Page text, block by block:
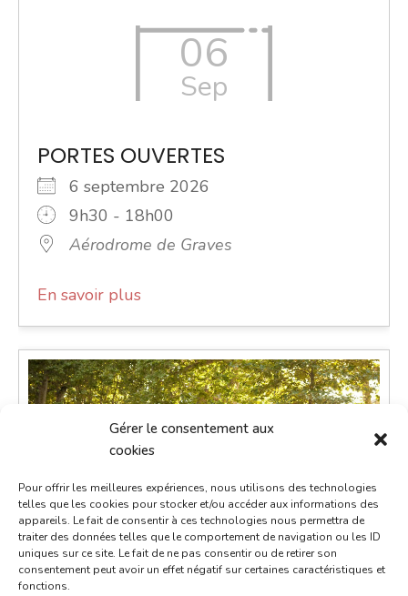
Gérer le consentement aux
cookies
Pour offrir les meilleures expériences, nous utilisons des technologies
telles que les cookies pour stocker et/ou accéder aux informations des
appareils. Le fait de consentir à ces technologies nous permettra de
traiter des données telles que le comportement de navigation ou les ID
uniques sur ce site. Le fait de ne pas consentir ou de retirer son
consentement peut avoir un effet négatif sur certaines caractéristiques et
fonctions.
06
Sep
PORTES OUVERTES
6 septembre 2026
9h30 - 18h00
Aérodrome de Graves
En savoir plus
Marché gourmand nocturne